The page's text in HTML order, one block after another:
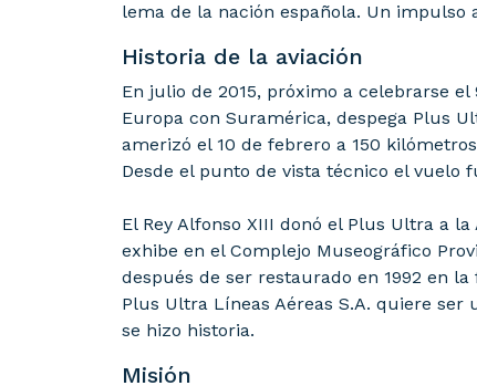
lema de la nación española. Un
Historia de la aviación
En julio de 2015, próximo a celebrarse
Europa con Suramérica, despega Plus
amerizó el 10 de febrero a 150
Desde el punto de vista técnico el vuelo
El Rey Alfonso XIII donó el Plus Ultra a
exhibe en el Complejo Museográfico
después de ser restaurado en 1992 en
Plus Ultra Líneas Aéreas S.A. quiere
se hizo historia.
Misión